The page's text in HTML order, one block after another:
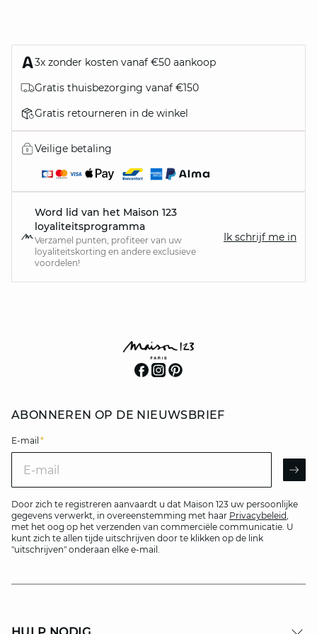
3x zonder kosten vanaf €50 aankoop
Gratis thuisbezorging vanaf €150
Gratis retourneren in de winkel
Veilige betaling
Word lid van het Maison 123
loyaliteitsprogramma
Verzamel punten, profiteer van uw
loyaliteitskorting en andere exclusieve
voordelen!
Ik schrijf me in
ABONNEREN OP DE NIEUWSBRIEF
E-mail *
Door zich te registreren aanvaardt u dat Maison 123 uw persoonlijke
gegevens verwerkt, in overeenstemming met haar Privacybeleid,
met het oog op het verzenden van commerciële communicatie. U
kunt zich te allen tijde uitschrijven door te klikken op de link
"uitschrijven" onderaan elke e-mail.